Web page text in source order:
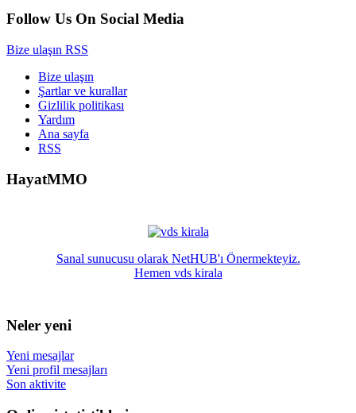
Follow Us On Social Media
Bize ulaşın RSS
Bize ulaşın
Şartlar ve kurallar
Gizlilik politikası
Yardım
Ana sayfa
RSS
HayatMMO
Sanal sunucusu olarak NetHUB'ı Önermekteyiz.
Hemen vds kirala
Neler yeni
Yeni mesajlar
Yeni profil mesajları
Son aktivite